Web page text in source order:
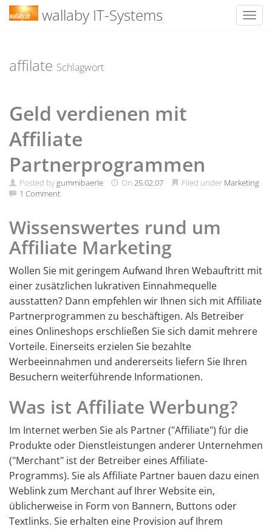
content
wallaby IT-Systems
affilate Schlagwort
Geld verdienen mit
Affiliate
Partnerprogrammen
Posted bygummibaerle On 25.02.07 Filed under Marketing
1 Comment
Wissenswertes rund um
Affiliate Marketing
Wollen Sie mit geringem Aufwand Ihren Webauftritt mit
einer zusätzlichen lukrativen Einnahmequelle
ausstatten? Dann empfehlen wir Ihnen sich mit Affiliate
Partnerprogrammen zu beschäftigen. Als Betreiber
eines Onlineshops erschließen Sie sich damit mehrere
Vorteile. Einerseits erzielen Sie bezahlte
Werbeeinnahmen und andererseits liefern Sie Ihren
Besuchern weiterführende Informationen.
Was ist Affiliate Werbung?
Im Internet werben Sie als Partner ("Affiliate") für die
Produkte oder Dienstleistungen anderer Unternehmen
("Merchant" ist der Betreiber eines Affiliate-
Programms). Sie als Affiliate Partner bauen dazu einen
Weblink zum Merchant auf Ihrer Website ein,
üblicherweise in Form von Bannern, Buttons oder
Textlinks. Sie erhalten eine Provision auf Ihrem